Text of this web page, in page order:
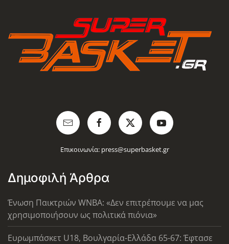
Επικοινωνία: press@superbasket.gr
Δημοφιλή Άρθρα
Ένωση Παικτριών WNBA: «Δεν επιτρέπουμε να μας
χρησιμοποιήσουν ως πολιτικά πιόνια»
Ευρωμπάσκετ U18, Βουλγαρία-Ελλάδα 65-67: Έφτασε